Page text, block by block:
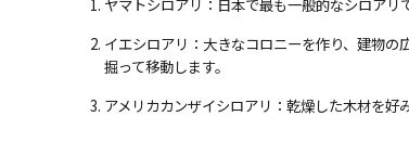
ヤマトシロアリ：日本で最も一般的なシロアリ
イエシロアリ：大きなコロニーを作り、建物
掘って移動します。
アメリカカンザイシロアリ：乾燥した木材を好